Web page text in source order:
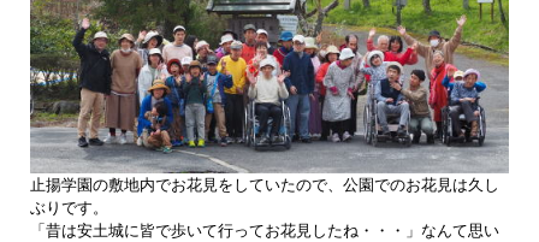
止揚学園の敷地内でお花見をしていたので、公園でのお花見は久し
ぶりです。
「昔は安土城に皆で歩いて行ってお花見したね・・・」なんて思い